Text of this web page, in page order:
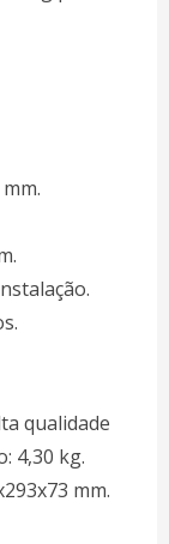
qualidade
4,30 kg.
mm.